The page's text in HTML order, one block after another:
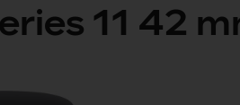
11 42